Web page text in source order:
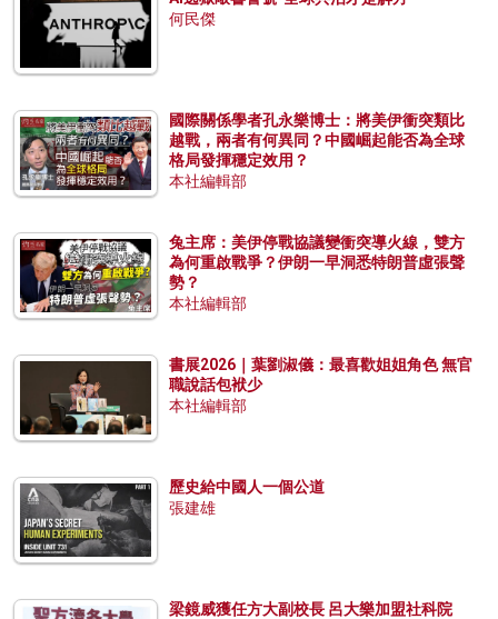
何民傑
國際關係學者孔永樂博士：將美伊衝突類比
越戰，兩者有何異同？中國崛起能否為全球
格局發揮穩定效用？
本社編輯部
兔主席：美伊停戰協議變衝突導火線，雙方
為何重啟戰爭？伊朗一早洞悉特朗普虛張聲
勢？
本社編輯部
書展2026｜葉劉淑儀：最喜歡姐姐角色 無官
職說話包袱少
本社編輯部
歷史給中國人一個公道
張建雄
梁鏡威獲任方大副校長 呂大樂加盟社科院